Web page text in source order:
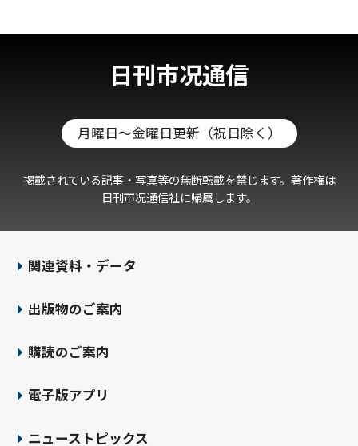
日刊市况通信
月曜日～金曜日更新（祝日除く）
掲載されている記事・写真等の無断転載を禁じます。著作権は
日刊市况通信社に帰属します。
関連資料・データ
出版物のご案内
購読のご案内
電子版アプリ
ニューストピックス